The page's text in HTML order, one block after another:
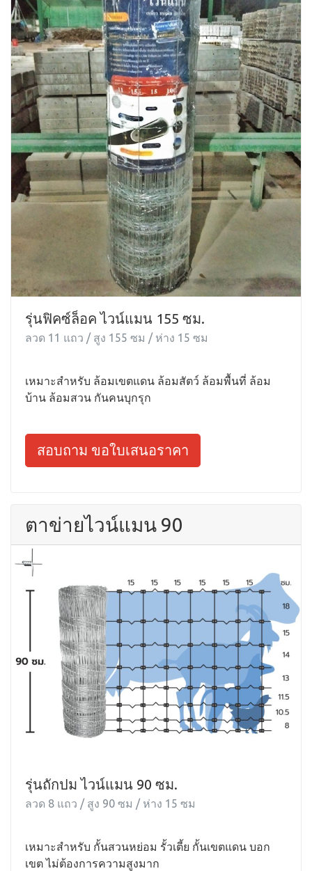
รุ่นฟิคซ์ล็อค ไวน์แมน 155 ซม.
ลวด 11 แถว / สูง 155 ซม / ห่าง 15 ซม
เหมาะสำหรับ ล้อมเขตแดน ล้อมสัตว์ ล้อมพื้นที่ ล้อม
บ้าน ล้อมสวน กันคนบุกรุก
สอบถาม ขอใบเสนอราคา
ตาข่ายไวน์แมน 90
รุ่นถักปม ไวน์แมน 90 ซม.
ลวด 8 แถว / สูง 90 ซม / ห่าง 15 ซม
เหมาะสำหรับ กั้นสวนหย่อม รั้วเตี้ย กั้นเขตแดน บอก
เขต ไม่ต้องการความสูงมาก